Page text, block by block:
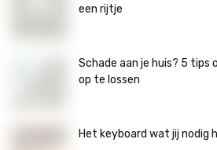
een rijtje
Schade aan je huis? 5 tips
op te lossen
Het keyboard wat jij nodig